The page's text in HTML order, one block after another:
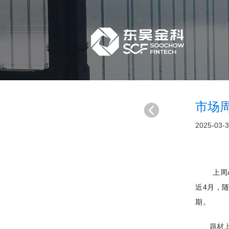
市场
2025-03-
上周
近4月，
期。
题材